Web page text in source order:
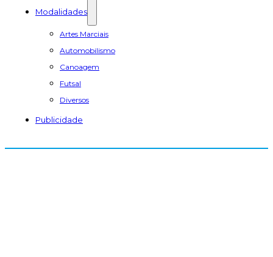
Modalidades
Artes Marciais
Automobilismo
Canoagem
Futsal
Diversos
Publicidade